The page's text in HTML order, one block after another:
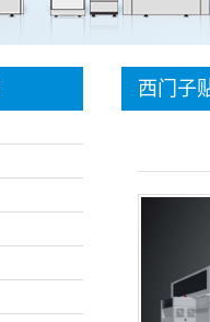
智能制造
半导体设备
西门子